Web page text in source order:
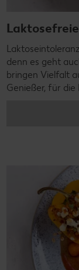
denn es geht
bringen Vielfalt
Genießer, für die